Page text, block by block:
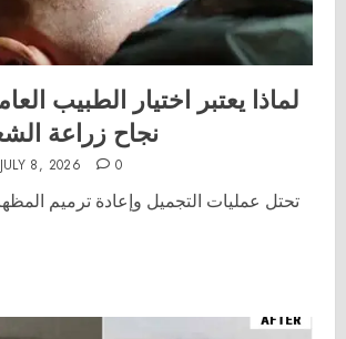
لماذا يعتبر اختيار الطبيب
نجاح زراعة
JULY 8, 2026 0
تحتل عمليات التجميل وإعادة ترميم